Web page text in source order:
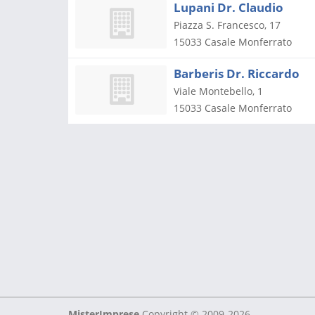
Lupani Dr. Claudio
Piazza S. Francesco, 17
15033 Casale Monferrato
Barberis Dr. Riccardo
Viale Montebello, 1
15033 Casale Monferrato